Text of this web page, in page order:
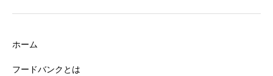
ホーム
フードバンクとは